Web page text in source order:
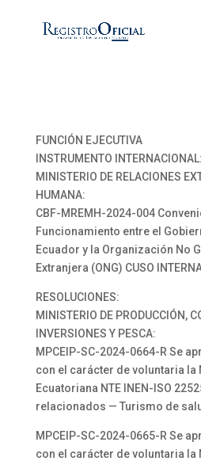
FUNCIÓN EJECUTIVA
INSTRUMENTO INTERNACIONAL:
MINISTERIO DE RELACIONES
HUMANA:
CBF-MREMH-2024-004
Funcionamiento entre el
Ecuador y la Organización No
Extranjera (ONG) CUSO
RESOLUCIONES:
MINISTERIO DE PRODUCCIÓN,
INVERSIONES Y PESCA:
MPCEIP-SC-2024-0664-R Se
con el carácter de voluntaria la
Ecuatoriana NTE INEN-ISO
relacionados — Turismo de
MPCEIP-SC-2024-0665-R Se
con el carácter de voluntaria la